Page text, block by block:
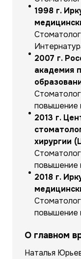
1998 г.
2007 г.
академия
повышение
2013 г.
хирургии
повышение
2018 г.
повышение
О главном
Наталья